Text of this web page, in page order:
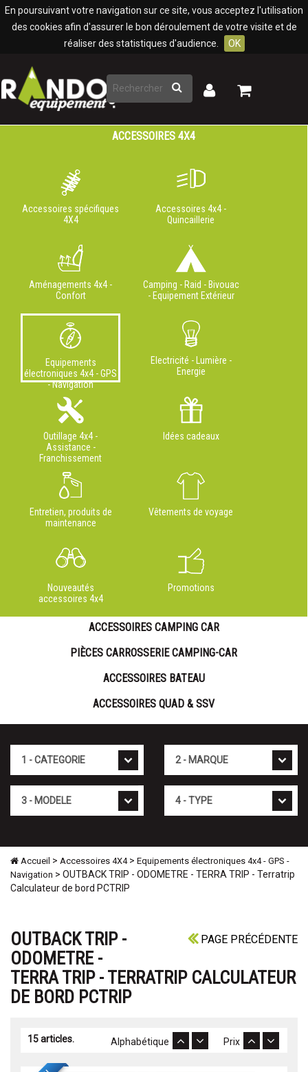
En poursuivant votre navigation sur ce site, vous acceptez l'utilisation
des cookies afin d'assurer le bon déroulement de votre visite et de
réaliser des statistiques d'audience.
OK
Rechercher
Mon
Mon
ACCESSOIRES 4X4
Accessoires spécifiques
4X4
Accessoires 4x4 -
Quincaillerie
Aménagements 4x4 -
Confort
Camping - Raid - Bivouac
- Equipement Extérieur
Equipements
électroniques 4x4 - GPS
- Navigation
Electricité - Lumière -
Energie
Outillage 4x4 -
Assistance -
Franchissement
Idées cadeaux
Entretien, produits de
maintenance
Vêtements de voyage
Nouveautés
accessoires 4x4
Promotions
ACCESSOIRES CAMPING CAR
PIÈCES CARROSSERIE CAMPING-CAR
ACCESSOIRES BATEAU
ACCESSOIRES QUAD & SSV
Accueil > Accessoires 4X4> Equipements électroniques 4x4 - GPS -
Navigation > OUTBACK TRIP - ODOMETRE - TERRA TRIP - Terratrip
Calculateur de bord PCTRIP
PAGE PRÉCÉDENTE
OUTBACK TRIP -
ODOMETRE -
TERRA TRIP - TERRATRIP CALCULATEUR
DE BORD PCTRIP
15 articles. Prix
Alphabétique
Panneau de gestion des cookies